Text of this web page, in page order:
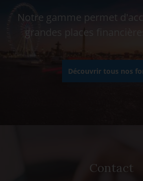
Notre gamme permet
grandes places
Découvrir tous nos
Contact